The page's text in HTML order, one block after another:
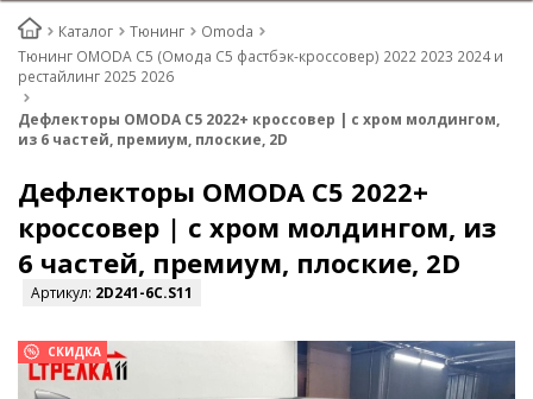
Каталог Тюнинг
Omoda
Тюнинг OMODA C5 (Омода С5 фастбэк-кроссовер) 2022 2023 2024 и
рестайлинг 2025 2026
Дефлекторы OMODA C5 2022+ кроссовер | с хром молдингом,
из 6 частей, премиум, плоские, 2D
Дефлекторы OMODA C5 2022+
кроссовер | с хром молдингом, из
6 частей, премиум, плоские, 2D
Артикул: 2D241-6С.S11
СКИДКА